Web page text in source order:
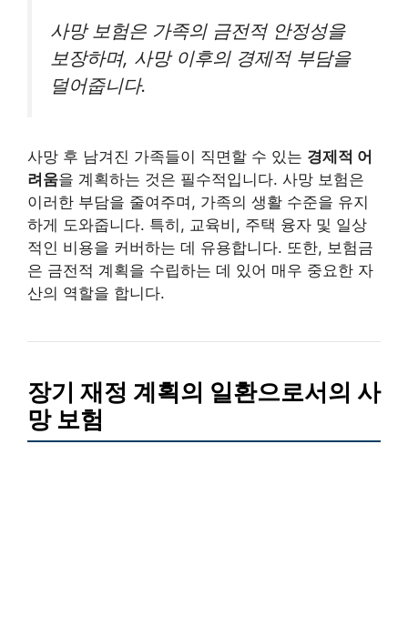
사망 보험은 가족의 금전적 안정성을
보장하며, 사망 이후의 경제적 부담을
덜어줍니다.
사망 후 남겨진 가족들이 직면할 수 있는 경제적 어
려움을 계획하는 것은 필수적입니다. 사망 보험은
이러한 부담을 줄여주며, 가족의 생활 수준을 유지
하게 도와줍니다. 특히, 교육비, 주택 융자 및 일상
적인 비용을 커버하는 데 유용합니다. 또한, 보험금
은 금전적 계획을 수립하는 데 있어 매우 중요한 자
산의 역할을 합니다.
장기 재정 계획의 일환으로서의 사
망 보험